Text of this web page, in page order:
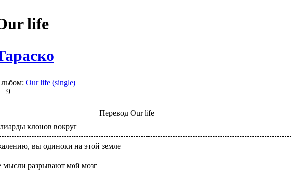
life
Our life (single)
9
ПереводOur life
клонов вокруг
вы одиноки на этой земле
мысли разрывают мой мозг